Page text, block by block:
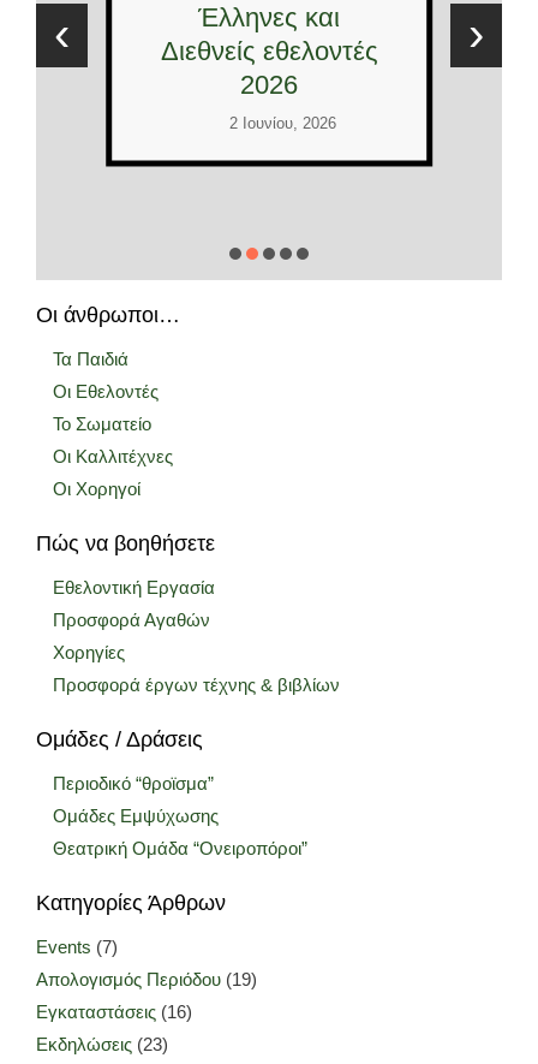
Έλληνες και
Διεθνείς εθελοντές
2026
2 Ιουνίου, 2026
‹ ›
Οι άνθρωποι…
Τα Παιδιά
Οι Εθελοντές
Το Σωματείο
Οι Καλλιτέχνες
Οι Χορηγοί
Πώς να βοηθήσετε
Εθελοντική Εργασία
Προσφορά Αγαθών
Χορηγίες
Προσφορά έργων τέχνης & βιβλίων
Ομάδες / Δράσεις
Περιοδικό “θροϊσμα”
Ομάδες Εμψύχωσης
Θεατρική Ομάδα “Ονειροπόροι”
Κατηγορίες Άρθρων
Events (7)
Απολογισμός Περιόδου (19)
Εγκαταστάσεις (16)
Εκδηλώσεις (23)